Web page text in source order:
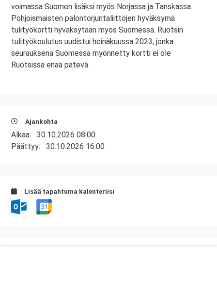
voimassa Suomen lisäksi myös Norjassa ja Tanskassa.
Pohjoismaisten palontorjuntaliittojen hyväksymä
tulityökortti hyväksytään myös Suomessa. Ruotsin
tulityökoulutus uudistui heinäkuussa 2023, jonka
seurauksena Suomessa myönnetty kortti ei ole
Ruotsissa enää pätevä.
Ajankohta
Alkaa: 30.10.2026 08:00
Päättyy: 30.10.2026 16:00
Lisää tapahtuma kalenteriisi